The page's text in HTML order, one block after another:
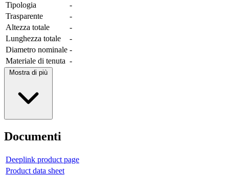
Tipologia
-
Trasparente
-
Altezza totale
-
Lunghezza totale
-
Diametro nominale -
Materiale di tenuta -
Mostra di più
Documenti
Deeplink product page
Product data sheet